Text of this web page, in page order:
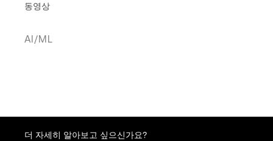
동영상
AI/ML
더 자세히 알아보고 싶으신가요?